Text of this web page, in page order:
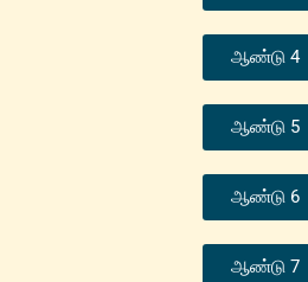
ஆண்டு 4
ஆண்டு 5
ஆண்டு 6
ஆண்டு 7